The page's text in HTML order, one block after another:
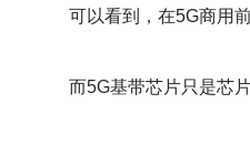
可以看到，在5G商用
而5G基带芯片只是芯